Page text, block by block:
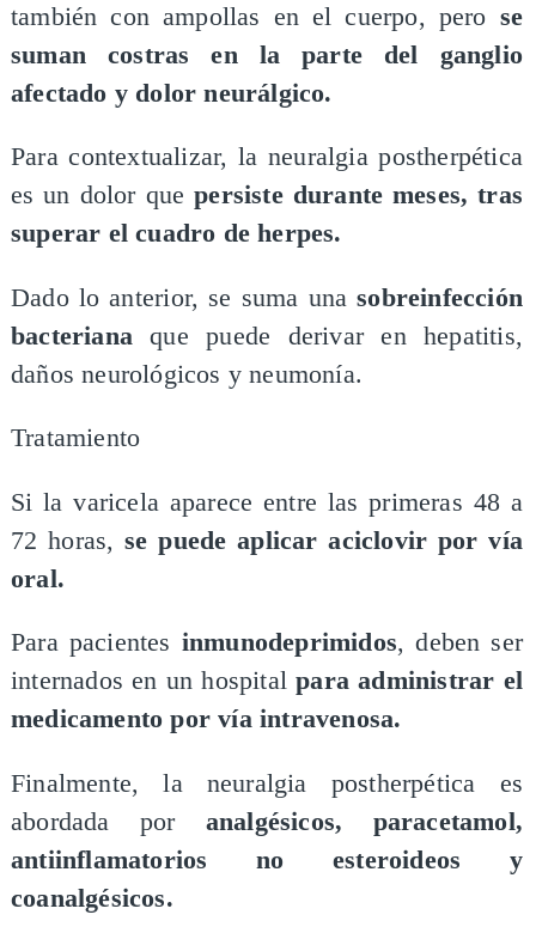
también con ampollas en el cuerpo, pero se
suman costras en la parte del ganglio
afectado y dolor neurálgico.
Para contextualizar, la neuralgia postherpética
es un dolor quepersiste durante meses, tras
superar el cuadro de herpes.
Dado lo anterior, se suma unasobreinfección
bacteriana que puede derivar en hepatitis,
daños neurológicos y neumonía.
Tratamiento
Si la varicela aparece entre las primeras 48 a
72 horas,se puede aplicar aciclovir por vía
oral.
Para pacientes inmunodeprimidos, deben ser
internados en un hospitalpara administrar el
medicamento por vía intravenosa.
Finalmente, la neuralgia postherpética es
abordada por analgésicos, paracetamol,
antiinflamatorios no esteroideos y
coanalgésicos.